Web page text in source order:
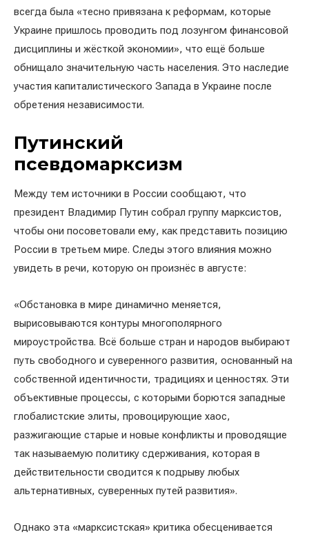
всегда была «тесно привязана к реформам, которые
Украине пришлось проводить под лозунгом финансовой
дисциплины и жёсткой экономии», что ещё больше
обнищало значительную часть населения. Это наследие
участия капиталистического Запада в Украине после
обретения независимости.
Путинский
псевдомарксизм
Между тем источники в России сообщают, что
президент Владимир Путин собрал группу марксистов,
чтобы они посоветовали ему, как представить позицию
России в третьем мире. Следы этого влияния можно
увидеть в речи, которую он произнёс в августе:
«Обстановка в мире динамично меняется,
вырисовываются контуры многополярного
мироустройства. Всё больше стран и народов выбирают
путь свободного и суверенного развития, основанный на
собственной идентичности, традициях и ценностях. Эти
объективные процессы, с которыми борются западные
глобалистские элиты, провоцирующие хаос,
разжигающие старые и новые конфликты и проводящие
так называемую политику сдерживания, которая в
действительности сводится к подрыву любых
альтернативных, суверенных путей развития».
Однако эта «марксистская» критика обесценивается